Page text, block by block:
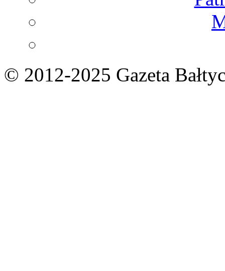
© 2012-2025 Gazeta